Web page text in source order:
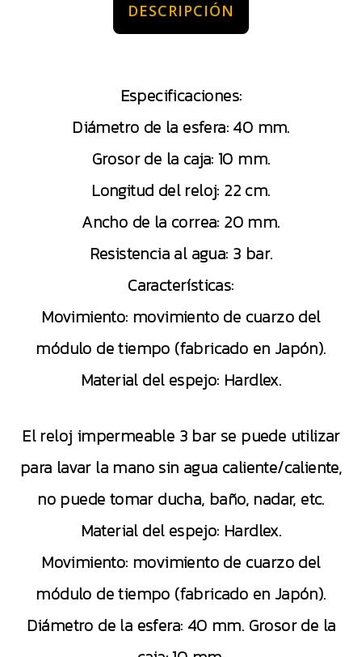
DESCRIPCIÓN
Especificaciones:
Diámetro de la esfera: 40 mm.
Grosor de la caja: 10 mm.
Longitud del reloj: 22 cm.
Ancho de la correa: 20 mm.
Resistencia al agua: 3 bar.
Características:
Movimiento: movimiento de cuarzo del
módulo de tiempo (fabricado en Japón).
Material del espejo: Hardlex.
El reloj impermeable 3 bar se puede utilizar
para lavar la mano sin agua caliente/caliente,
no puede tomar ducha, baño, nadar, etc.
Material del espejo: Hardlex.
Movimiento: movimiento de cuarzo del
módulo de tiempo (fabricado en Japón).
Diámetro de la esfera: 40 mm. Grosor de la